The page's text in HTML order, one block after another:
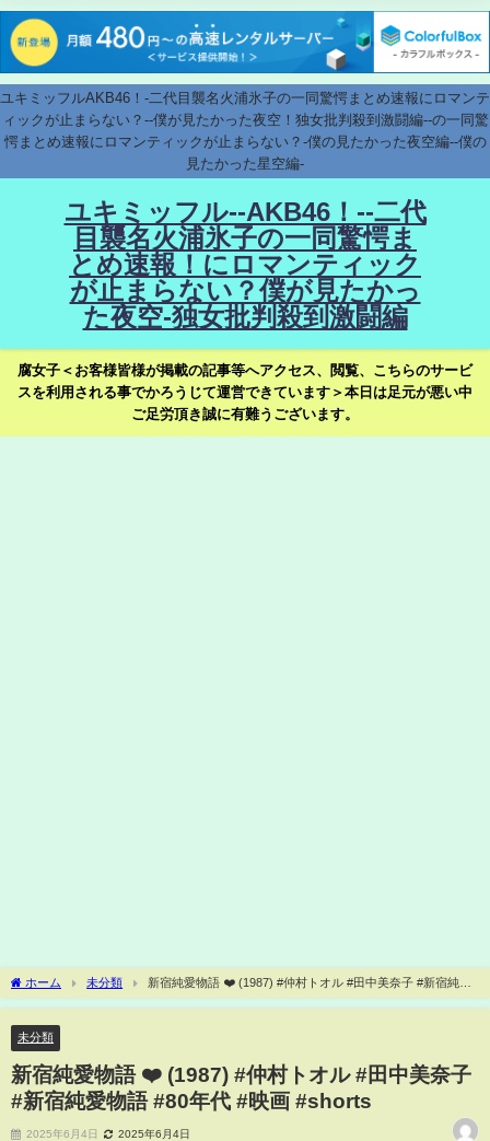
ユキミッフルAKB46！-二代目襲名火浦氷子の一同驚愕まとめ速報にロマンテ
ィックが止まらない？--僕が見たかった夜空！独女批判殺到激闘編--の一同驚
愕まとめ速報にロマンティックが止まらない？-僕の見たかった夜空編--僕の
見たかった星空編-
ユキミッフル--AKB46！--二代
目襲名火浦氷子の一同驚愕ま
とめ速報！にロマンティック
が止まらない？僕が見たかっ
た夜空-独女批判殺到激闘編
腐女子＜お客様皆様が掲載の記事等へアクセス、閲覧、こちらのサービ
スを利用される事でかろうじて運営できています＞本日は足元が悪い中
ご足労頂き誠に有難うございます。
ホーム 未分類
新宿純愛物語 ❤️ (1987) #仲村トオル #田中美奈子 #新宿純愛
物語 #80年代 #映画 #shorts
未分類
新宿純愛物語 ❤️ (1987) #仲村トオル #田中美奈子
#新宿純愛物語 #80年代 #映画 #shorts
2025年6月4日 2025年6月4日